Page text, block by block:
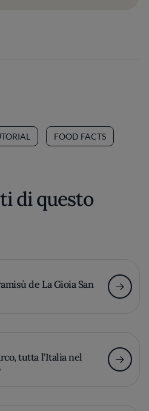
FOOD FACTS
di questo
de La Gioia San
tutta l’Italia nel